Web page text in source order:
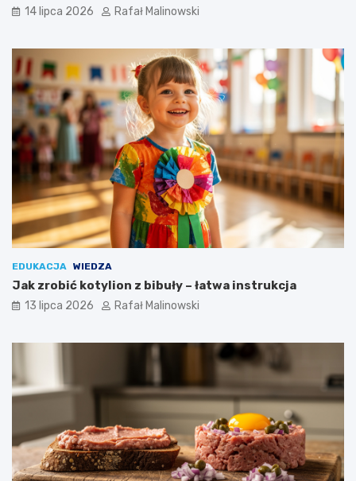
14 lipca 2026 Rafał Malinowski
EDUKACJA WIEDZA
Jak zrobić kotylion z bibuły – łatwa instrukcja
13 lipca 2026 Rafał Malinowski